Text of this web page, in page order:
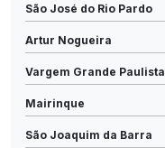
São José do Rio Pardo
Artur Nogueira
Vargem Grande Paulista
Mairinque
São Joaquim da Barra